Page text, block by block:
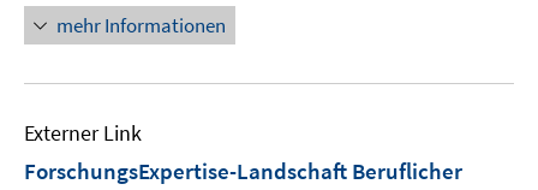
mehr Informationen
Externer Link
ForschungsExpertise-Landschaft Beruflicher